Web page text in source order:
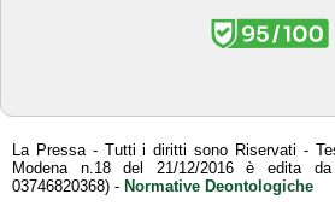
La Pressa - Tutti i diritti sono Riservati -
Modena n.18 del 21/12/2016 è edita
03746820368) - Normative Deontologiche